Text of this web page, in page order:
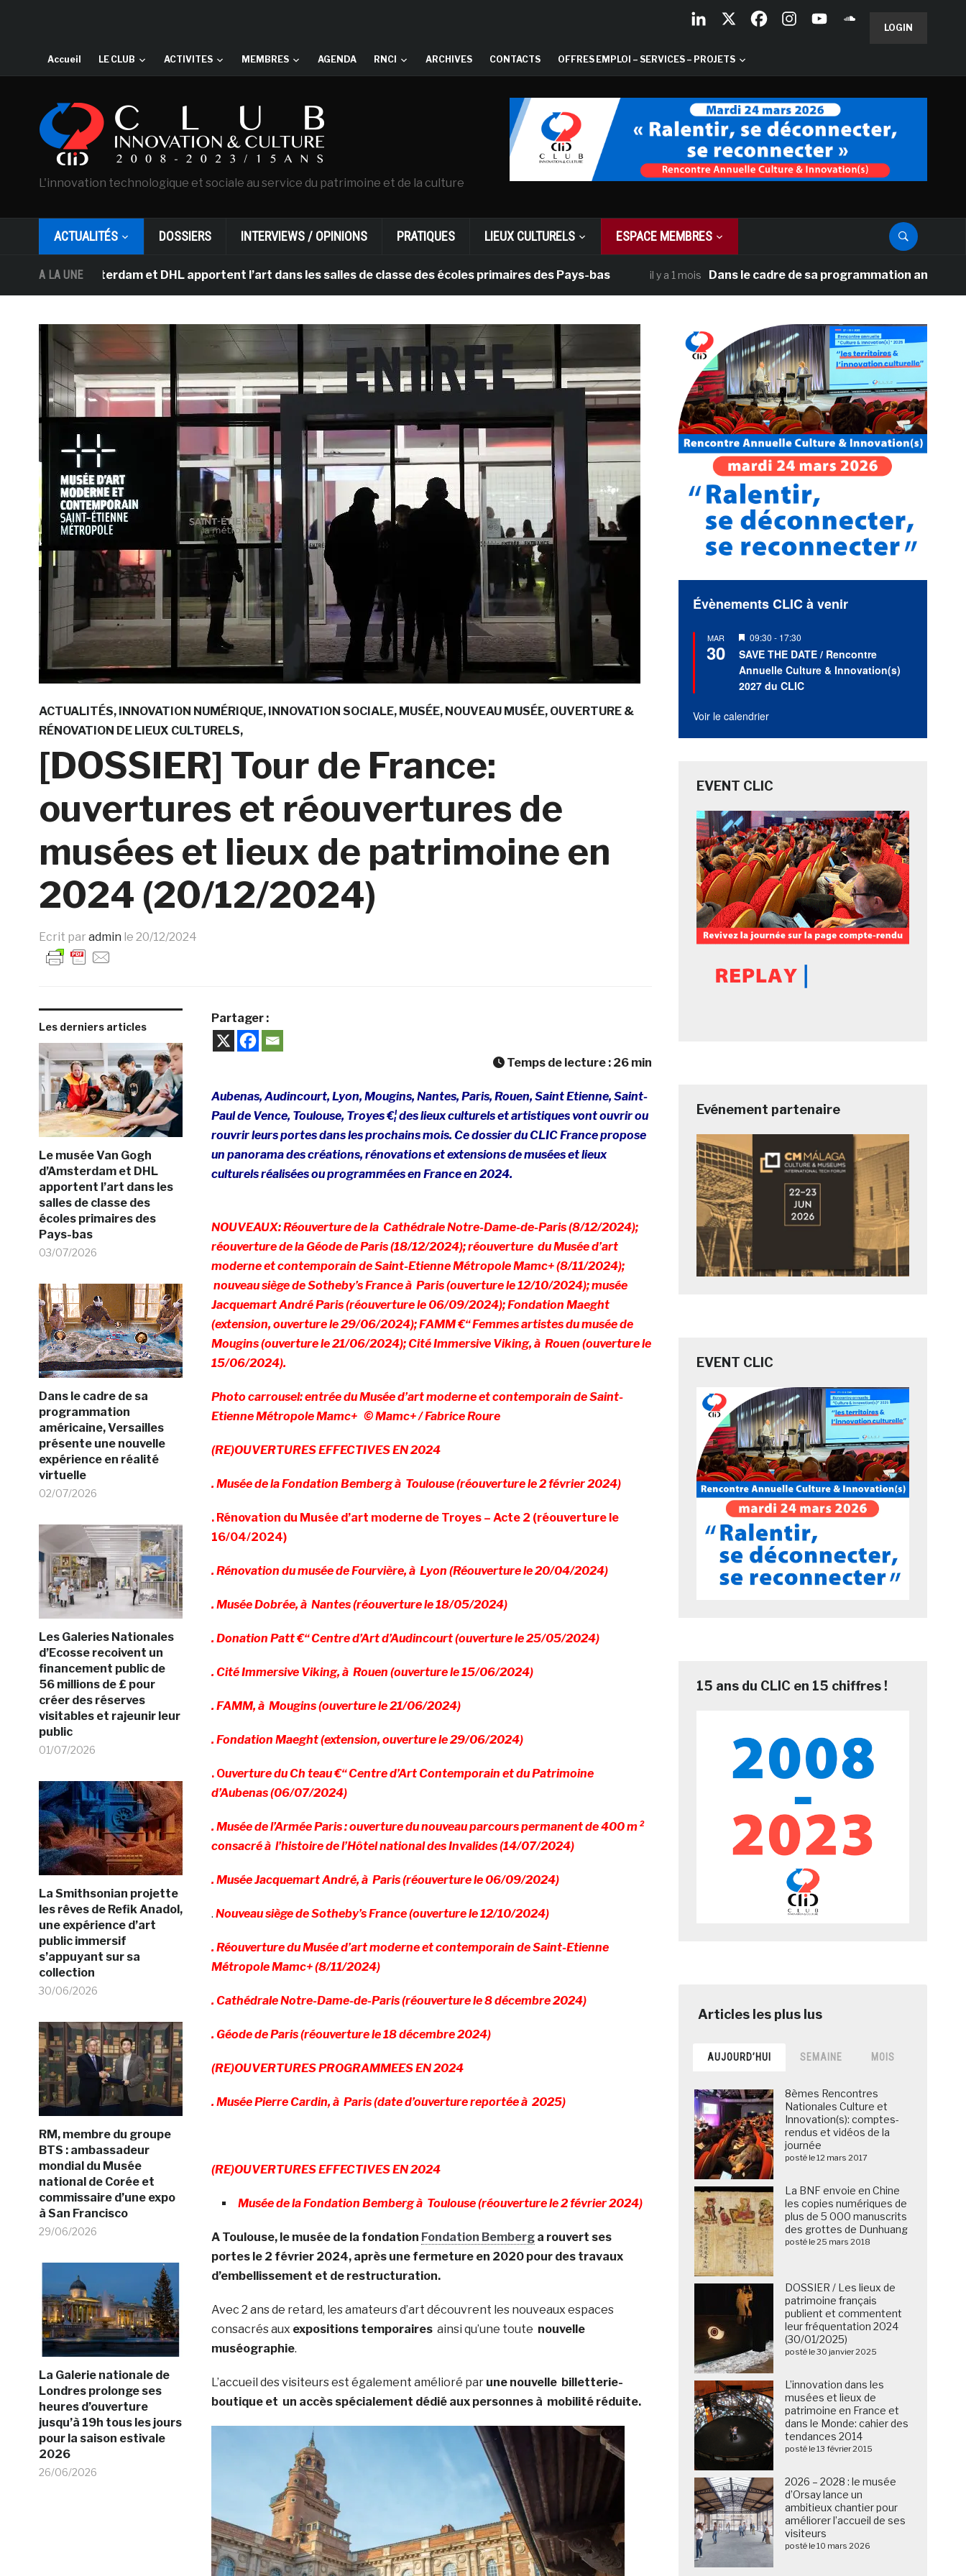
LOGIN
Accueil LE CLUB ACTIVITES MEMBRES AGENDA RNCI ARCHIVES CONTACTS OFFRES EMPLOI – SERVICES – PROJETS
L'innovation technologique et sociale au service du patrimoine et de la culture
ACTUALITÉS DOSSIERS INTERVIEWS / OPINIONS PRATIQUES LIEUX CULTURELS ESPACE MEMBRES
A LA UNE
d’Amsterdam et DHL apportent l’art dans les salles de classe des écoles primaires des Pays-bas il y a 1 mois Dans le cadre de sa programmation américaine,
ACTUALITÉS INNOVATION NUMÉRIQUE INNOVATION SOCIALE MUSÉE NOUVEAU MUSÉE OUVERTURE &
RÉNOVATION DE LIEUX CULTURELS
[DOSSIER] Tour de France:
ouvertures et réouvertures de
musées et lieux de patrimoine en
2024 (20/12/2024)
Ecrit par admin le 20/12/2024
Les derniers articles
Le musée Van Gogh
d’Amsterdam et DHL
apportent l’art dans les
salles de classe des
écoles primaires des
Pays-bas
03/07/2026
Dans le cadre de sa
programmation
américaine, Versailles
présente une nouvelle
expérience en réalité
virtuelle
02/07/2026
Les Galeries Nationales
d’Ecosse recoivent un
financement public de
56 millions de £ pour
créer des réserves
visitables et rajeunir leur
public
01/07/2026
La Smithsonian projette
les rêves de Refik Anadol,
une expérience d’art
public immersif
s’appuyant sur sa
collection
30/06/2026
RM, membre du groupe
BTS : ambassadeur
mondial du Musée
national de Corée et
commissaire d’une expo
à San Francisco
29/06/2026
La Galerie nationale de
Londres prolonge ses
heures d’ouverture
jusqu’à 19h tous les jours
pour la saison estivale
2026
26/06/2026
Partager :
Temps de lecture : 26 min
Aubenas, Audincourt, Lyon, Mougins, Nantes, Paris, Rouen, Saint Etienne, Saint-
Paul de Vence, Toulouse, Troyes €¦ des lieux culturels et artistiques vont ouvrir ou
rouvrir leurs portes dans les prochains mois. Ce dossier du CLIC France propose
un panorama des créations, rénovations et extensions de musées et lieux
culturels réalisées ou programmées en France en 2024.
NOUVEAUX:Réouverture de la Cathédrale Notre-Dame-de-Paris (8/12/2024);
réouverture de laGéode de Paris (18/12/2024); réouverture du Musée d’art
moderne et contemporain de Saint-Etienne Métropole Mamc+ (8/11/2024);
nouveau siège de Sotheby’s France à Paris (ouverture le 12/10/2024);musée
Jacquemart André Paris (réouverture le 06/09/2024); Fondation Maeght
(extension, ouverture le 29/06/2024); FAMM €“ Femmes artistes du musée de
Mougins (ouverture le 21/06/2024); Cité Immersive Viking, à Rouen (ouverture le
15/06/2024).
Photo carrousel: entrée duMusée d’art moderne et contemporain de Saint-
Etienne Métropole Mamc+© Mamc+ / Fabrice Roure
(RE)OUVERTURES EFFECTIVES EN 2024
. Musée de la Fondation Bemberg à Toulouse (réouverture le 2 février 2024)
. Rénovation du Musée d’art moderne de Troyes – Acte 2 (réouverture le
16/04/2024)
. Rénovation du musée de Fourvière, à Lyon (Réouverture le 20/04/2024)
. Musée Dobrée, à Nantes (réouverture le 18/05/2024)
. Donation Patt €“ Centre d’Art d’Audincourt (ouverture le 25/05/2024)
. Cité Immersive Viking, à Rouen (ouverture le 15/06/2024)
. FAMM, à Mougins (ouverture le 21/06/2024)
. Fondation Maeght (extension, ouverture le 29/06/2024)
. Ouverture du Ch teau €“ Centre d’Art Contemporain et du Patrimoine
d’Aubenas (06/07/2024)
. Musée de l’Armée Paris : ouverture du nouveau parcours permanent de 400 m ²
consacré à l’histoire de l’Hôtel national des Invalides (14/07/2024)
. Musée Jacquemart André, à Paris (réouverture le 06/09/2024)
. Nouveau siège de Sotheby’s France (ouverture le 12/10/2024)
. Réouverture du Musée d’art moderne et contemporain de Saint-Etienne
Métropole Mamc+ (8/11/2024)
. Cathédrale Notre-Dame-de-Paris (réouverture le 8 décembre 2024)
. Géode de Paris (réouverture le 18 décembre 2024)
(RE)OUVERTURES PROGRAMMEES EN 2024
. Musée Pierre Cardin, à Paris (date d’ouverture reportée à 2025)
(RE)OUVERTURES EFFECTIVES EN 2024
Musée de la Fondation Bemberg à Toulouse (réouverture le 2 février 2024)
A Toulouse, le musée de la fondation Fondation Bemberga rouvert ses
portes le 2 février 2024, après une fermeture en 2020 pour des travaux
d’embellissement et de restructuration.
Avec 2 ans de retard, les amateurs d’art découvrent les nouveaux espaces
consacrés aux expositions temporairesainsi qu’une toute nouvelle
muséographie.
L’accueil des visiteurs est également amélioré par une nouvelle billetterie-
boutique et un accès spécialement dédié aux personnes à mobilité réduite.
Évènements CLIC à venir
MAR
30
Mis
en
avant
09:30 - 17:30
SAVE THE DATE / Rencontre
Annuelle Culture & Innovation(s)
2027 du CLIC
Voir le calendrier
EVENT CLIC
Evénement partenaire
EVENT CLIC
15 ans du CLIC en 15 chiffres !
AUJOURD’HUI SEMAINE MOIS
8èmes Rencontres
Nationales Culture et
Innovation(s): comptes-
rendus et vidéos de la
journée
posté le 12 mars 2017
La BNF envoie en Chine
les copies numériques de
plus de 5 000 manuscrits
des grottes de Dunhuang
posté le 25 mars 2018
DOSSIER / Les lieux de
patrimoine français
publient et commentent
leur fréquentation 2024
(30/01/2025)
posté le 30 janvier 2025
L’innovation dans les
musées et lieux de
patrimoine en France et
dans le Monde: cahier des
tendances 2014
posté le 13 février 2015
2026 – 2028 : le musée
d’Orsay lance un
ambitieux chantier pour
améliorer l’accueil de ses
visiteurs
posté le 10 mars 2026